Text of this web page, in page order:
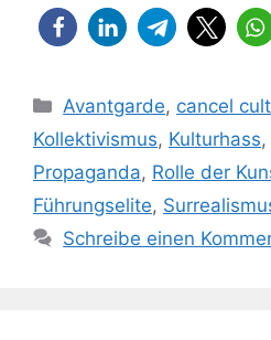
Kategorien
Avantgarde, cancel
Kollektivismus, Kulturhass,
Propaganda, Rolle der
Führungselite,
Schreibe einen